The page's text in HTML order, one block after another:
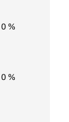
0 %
0 %